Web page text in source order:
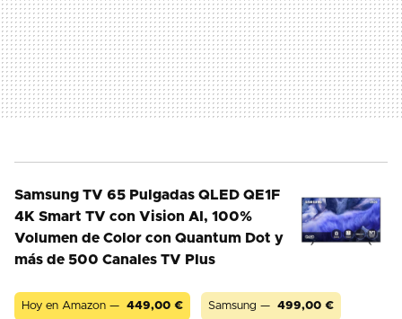
Samsung TV 65 Pulgadas QLED QE1F
4K Smart TV con Vision AI, 100%
Volumen de Color con Quantum Dot y
más de 500 Canales TV Plus
Hoy en Amazon — 449,00 € Samsung — 499,00 €